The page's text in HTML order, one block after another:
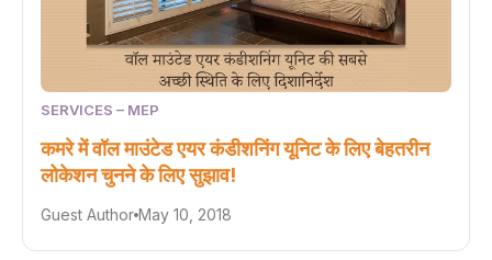
SERVICES – MEP
कमरे में वॉल माउंटेड एयर कंडीशनिंग यूनिट के लिए बेहतरीन
लोकेशन चुनने के लिए सुझाव!
Guest Author May 10, 2018